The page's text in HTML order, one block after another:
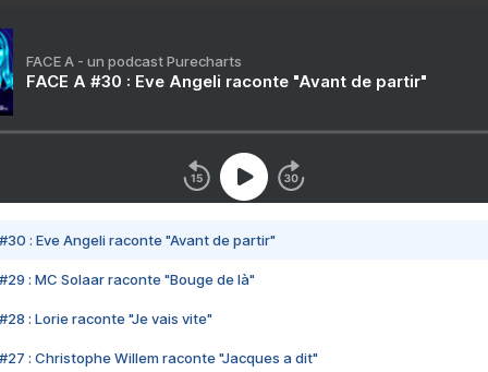
FACE A - un podcast Purecharts
FACE A #30 : Eve Angeli raconte "Avant de partir"
#30 : Eve Angeli raconte "Avant de partir"
#29 : MC Solaar raconte "Bouge de là"
#28 : Lorie raconte "Je vais vite"
#27 : Christophe Willem raconte "Jacques a dit"